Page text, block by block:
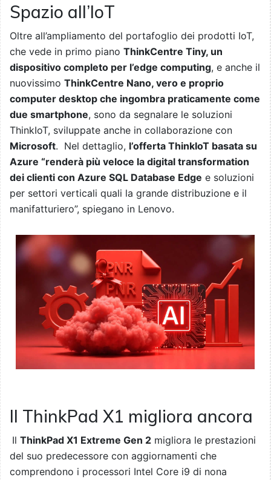
Spazio all’IoT
Oltre all’ampliamento del portafoglio dei prodotti IoT,
che vede in primo piano ThinkCentre Tiny, un
dispositivo completo per l’edge computing, e anche il
nuovissimo ThinkCentre Nano, vero e proprio
computer desktop che ingombra praticamente come
due smartphone, sono da segnalare le soluzioni
ThinkIoT, sviluppate anche in collaborazione con
Microsoft. Nel dettaglio, l’offerta ThinkIoT basata su
Azure “renderà più veloce la digital transformation
dei clienti con Azure SQL Database Edge e soluzioni
per settori verticali quali la grande distribuzione e il
manifatturiero”, spiegano in Lenovo.
Il ThinkPad X1 migliora ancora
Il ThinkPad X1 Extreme Gen 2 migliora le prestazioni
del suo predecessore con aggiornamenti che
comprendono i processori Intel Core i9 di nona